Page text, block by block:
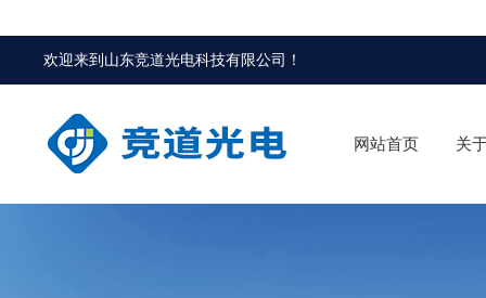
欢迎来到 山东竞道光电科技有限公司 ！
网站首页 关